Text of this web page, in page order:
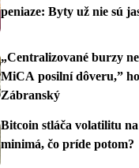
peniaze: Byty už nie sú
„Centralizované burzy
MiCA posilní dôveru,”
Zábranský
Bitcoin stláča volatilitu
minimá, čo príde potom?